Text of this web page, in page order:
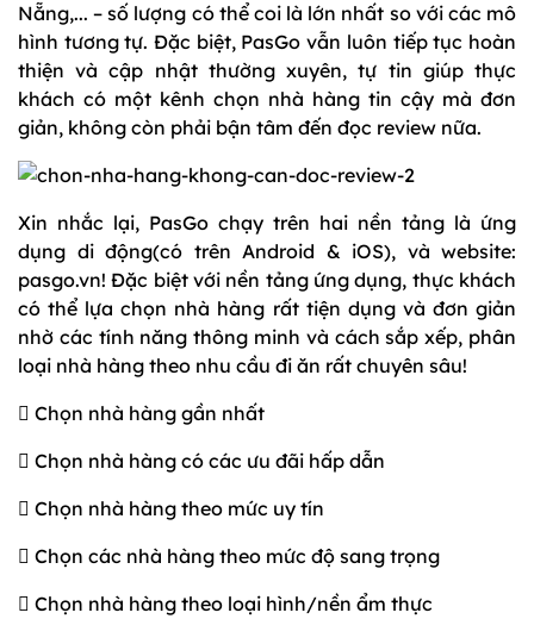
Nẵng,... – số lượng có thể coi là lớn nhất so với các mô
hình tương tự. Đặc biệt, PasGo vẫn luôn tiếp tục hoàn
thiện và cập nhật thường xuyên, tự tin giúp thực
khách có một kênh chọn nhà hàng tin cậy mà đơn
giản, không còn phải bận tâm đến đọc review nữa.
Xin nhắc lại, PasGo chạy trên hai nền tảng là ứng
dụng di động(có trên Android & iOS), và website:
pasgo.vn! Đặc biệt với nền tảng ứng dụng, thực khách
có thể lựa chọn nhà hàng rất tiện dụng và đơn giản
nhờ các tính năng thông minh và cách sắp xếp, phân
loại nhà hàng theo nhu cầu đi ăn rất chuyên sâu!
 Chọn nhà hàng gần nhất
 Chọn nhà hàng có các ưu đãi hấp dẫn
 Chọn nhà hàng theo mức uy tín
 Chọn các nhà hàng theo mức độ sang trọng
 Chọn nhà hàng theo loại hình/nền ẩm thực